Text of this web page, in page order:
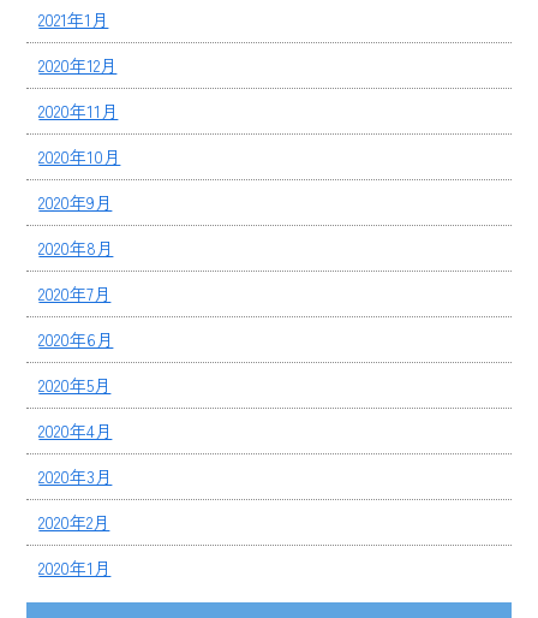
2021年1月
2020年12月
2020年11月
2020年10月
2020年9月
2020年8月
2020年7月
2020年6月
2020年5月
2020年4月
2020年3月
2020年2月
2020年1月